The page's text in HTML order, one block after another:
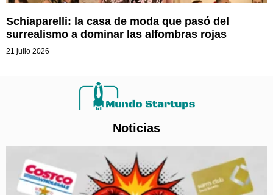
Schiaparelli: la casa de moda que pasó del
surrealismo a dominar las alfombras rojas
21 julio 2026
Noticias